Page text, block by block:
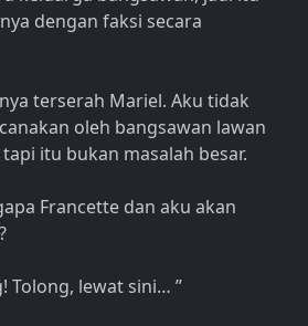
dengan faksi secara
terserah Mariel. Aku tidak
oleh bangsawan lawan
itu bukan masalah besar.
Francette dan aku akan
Tolong, lewat sini… ”